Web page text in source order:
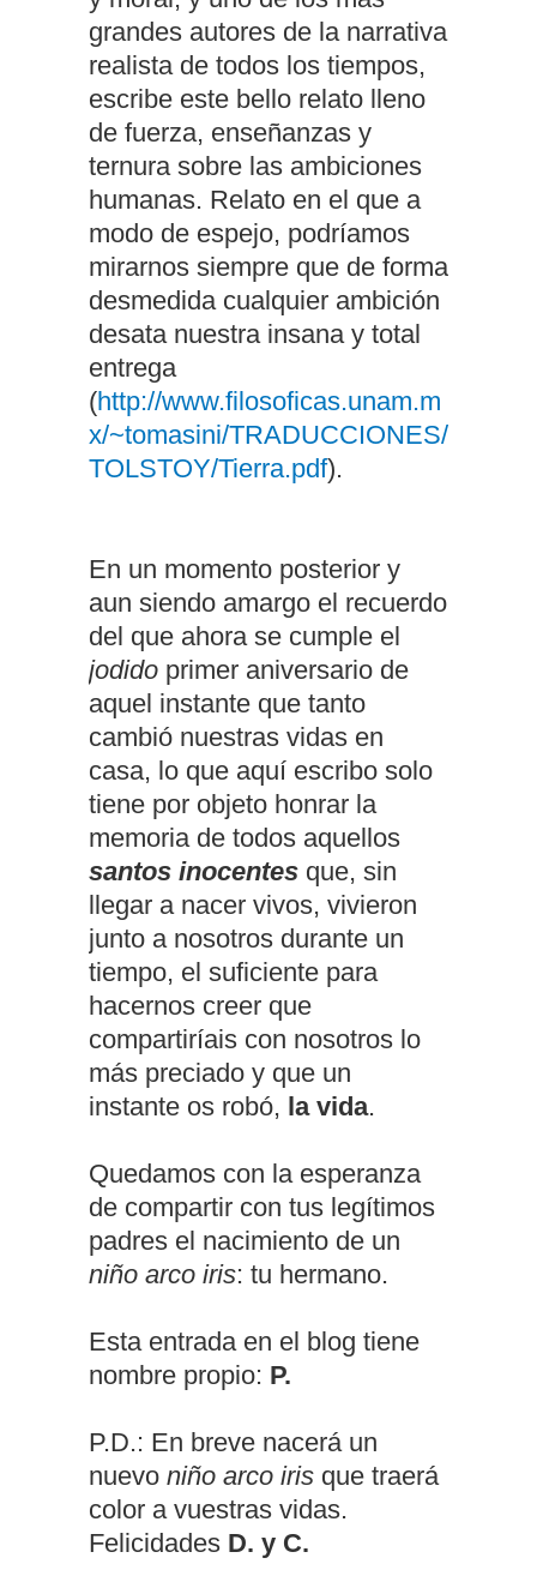
grandes autores de la narrativa
realista de todos los tiempos,
escribe este bello relato lleno
de fuerza, enseñanzas y
ternura sobre las ambiciones
humanas. Relato en el que a
modo de espejo, podríamos
mirarnos siempre que de forma
desmedida cualquier ambición
desata nuestra insana y total
entrega
(http://www.filosoficas.unam.m
x/~tomasini/TRADUCCIONES/
TOLSTOY/Tierra.pdf).
En un momento posterior y
aun siendo amargo el recuerdo
del que ahora se cumple el
jodido primer aniversario de
aquel instante que tanto
cambió nuestras vidas en
casa, lo que aquí escribo solo
tiene por objeto honrar la
memoria de todos aquellos
santos inocentes que, sin
llegar a nacer vivos, vivieron
junto a nosotros durante un
tiempo, el suficiente para
hacernos creer que
compartiríais con nosotros lo
más preciado y que un
instante os robó, la vida.
Quedamos con la esperanza
de compartir con tus legítimos
padres el nacimiento de un
niño arco iris: tu hermano.
Esta entrada en el blog tiene
nombre propio: P.
P.D.: En breve nacerá un
nuevo niño arco iris que traerá
color a vuestras vidas.
Felicidades D. y C.